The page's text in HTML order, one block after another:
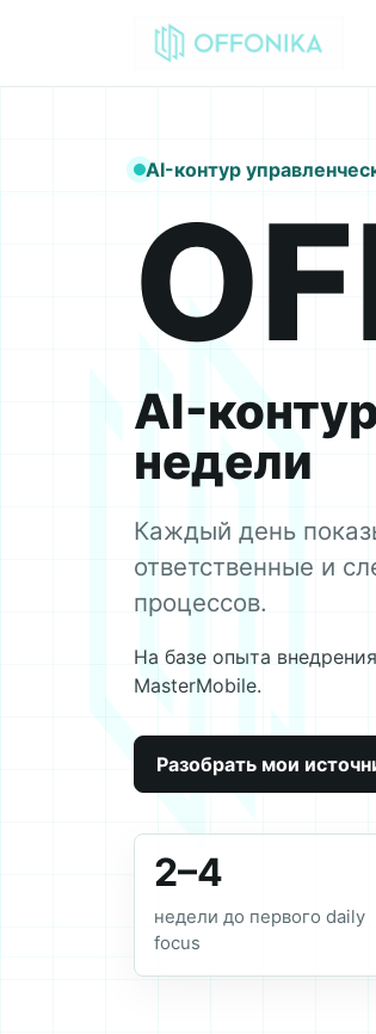
AI-контур
AI-
недели
Каждый день
ответственные и
процессов.
На базе опыта
MasterMobile.
Разобрать мои
2–4
недели до первого daily
focus